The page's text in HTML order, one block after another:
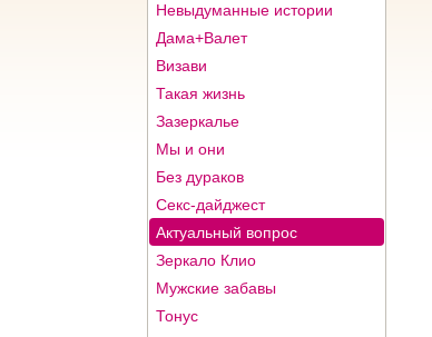
Невыдуманные истории
Дама+Валет
Визави
Такая жизнь
Зазеркалье
Мы и они
Без дураков
Секс-дайджест
Актуальный вопрос
Зеркало Клио
Мужские забавы
Тонус